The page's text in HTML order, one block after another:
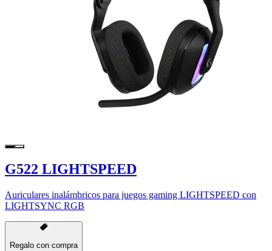
G522 LIGHTSPEED
Auriculares inalámbricos para juegos gaming LIGHTSPEED con
LIGHTSYNC RGB
Regalo con compra